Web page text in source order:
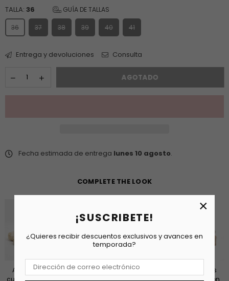
¡SUSCRIBETE!
¿Quieres recibir descuentos exclusivos y avances en
temporada?
×
TALLA: 36 GUÍA DE TALLAS
36 37 38 39 40 41
Entrega y devoluciones Consulta
AGOTADO
Fecha estimada de entrega lunes 10 agosto.
COMPLETE THE LOOK
Alpargatas
Alpargatas
Alpargatas
Alpargatas